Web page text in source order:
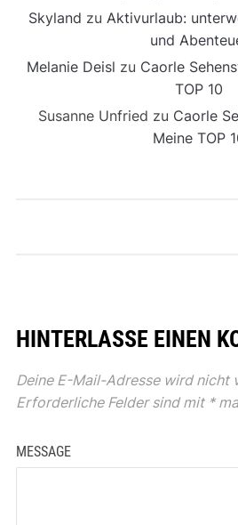
Skyland zu Aktivurlaub:
und
Melanie Deisl zu Caorle
TOP 10
Susanne Unfried zu Caorle
Meine TOP
HINTERLASSE EINEN
Deine E-Mail-Adresse wird nicht
Erforderliche Felder sind mit *
MESSAGE